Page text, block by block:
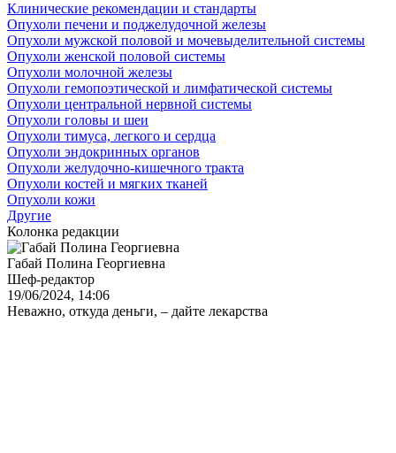
Клинические рекомендации и стандарты
Опухоли печени и поджелудочной железы
Опухоли мужской половой и мочевыделительной системы
Опухоли женской половой системы
Опухоли молочной железы
Опухоли гемопоэтической и лимфатической системы
Опухоли центральной нервной системы
Опухоли головы и шеи
Опухоли тимуса, легкого и сердца
Опухоли эндокринных органов
Опухоли желудочно-кишечного тракта
Опухоли костей и мягких тканей
Опухоли кожи
Другие
Колонка редакции
Габай Полина Георгиевна
Шеф-редактор
19/06/2024, 14:06
Неважно, откуда деньги, – дайте лекарства